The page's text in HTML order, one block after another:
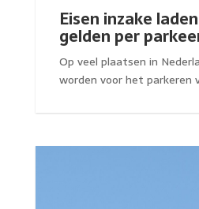
Eisen inzake
gelden per
Op veel plaatsen in
worden voor het parkeren